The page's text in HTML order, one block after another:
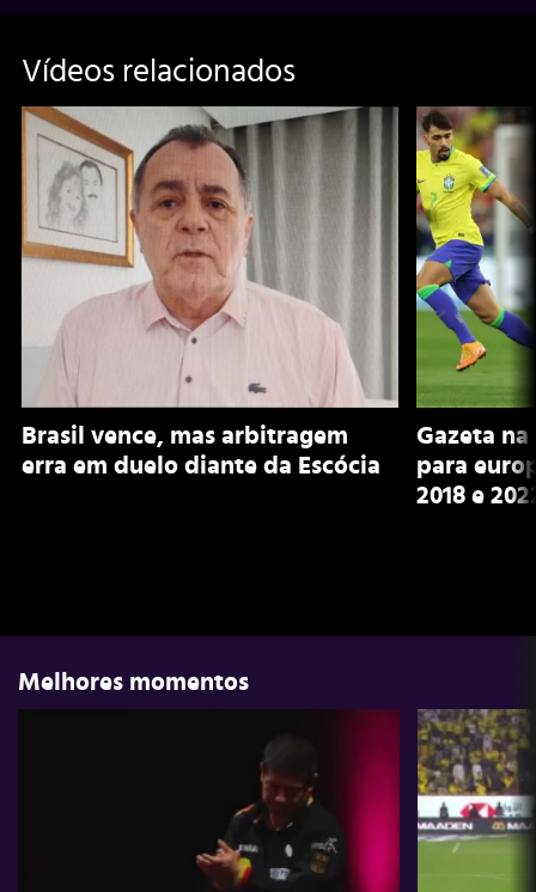
Vídeos relacionados
Brasil vence, mas arbitragem
erra em duelo diante da Escócia
Gazeta
para
2018 e
Melhores momentos